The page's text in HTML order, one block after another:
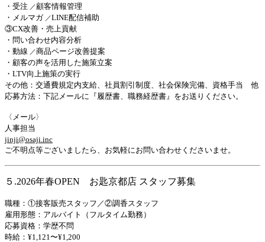
・受注 ／顧客情報管理
・メルマガ ／LINE配信補助
③CX改善・売上貢献
・問い合わせ内容分析
・動線 ／商品ページ改善提案
・顧客の声を活用した施策立案
・LTV向上施策の実行
その他：交通費規定内支給、社員割引制度、社会保険完備、資格手当 他
応募方法：下記メールに『履歴書、職務経歴書』をお送りください。
〈メール〉
人事担当
jinji@osaji.inc
ご不明点等ございましたら、お気軽にお問い合わせくださいませ。
５.2026年春OPEN お匙京都店 スタッフ募集
職種：①接客販売スタッフ／②調香スタッフ
雇用形態：アルバイト（フルタイム勤務）
応募資格：学歴不問
時給：¥1,121〜¥1,200